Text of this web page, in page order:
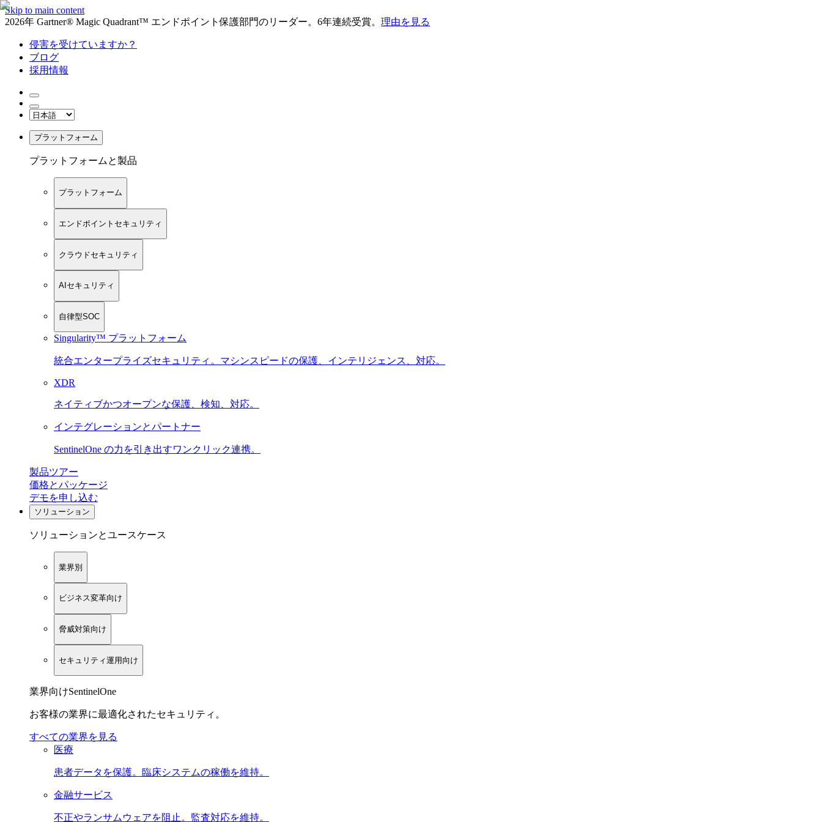
Skip to main content
2026年 Gartner® Magic Quadrant™ エンドポイント保護部門のリーダー。6年連続受賞。 理由を見る
侵害を受けていますか？
ブログ
採用情報
プラットフォーム
プラットフォームと製品
プラットフォーム
エンドポイントセキュリティ
クラウドセキュリティ
AIセキュリティ
自律型SOC
Singularity™ プラットフォーム
統合エンタープライズセキュリティ。マシンスピードの保護、インテリジェンス、対応。
XDR
ネイティブかつオープンな保護、検知、対応。
インテグレーションとパートナー
SentinelOne の力を引き出すワンクリック連携。
製品ツアー
価格とパッケージ
デモを申し込む
ソリューション
ソリューションとユースケース
業界別
ビジネス変革向け
脅威対策向け
セキュリティ運用向け
業界向けSentinelOne
お客様の業界に最適化されたセキュリティ。
すべての業界を見る
医療
患者データを保護。臨床システムの稼働を維持。
金融サービス
不正やランサムウェアを阻止。監査対応を維持。